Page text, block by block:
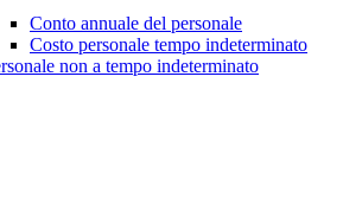
Conto annuale del personale
Costo personale tempo indeterminato
non a tempo indeterminato